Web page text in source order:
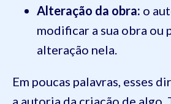
Alteração da obra: o
modificar a sua obra
alteração nela.
Em poucas palavras, esses
a autoria da criação de algo.